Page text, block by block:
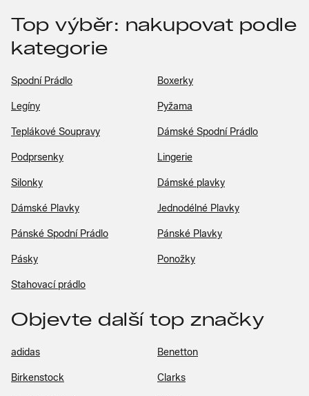
Top výběr: nakupovat podle
kategorie
Spodní Prádlo Boxerky
Legíny Pyžama
Teplákové Soupravy Dámské Spodní Prádlo
Podprsenky Lingerie
Silonky Dámské plavky
Dámské Plavky Jednodélné Plavky
Pánské Spodní Prádlo Pánské Plavky
Pásky Ponožky
Stahovací prádlo
Objevte další top značky
adidas Benetton
Birkenstock Clarks